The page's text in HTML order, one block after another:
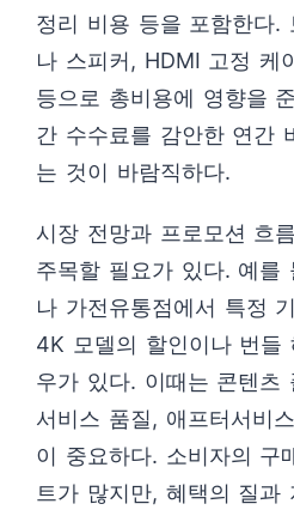
정리 비용 등을 포함한다.
나 스피커, HDMI 고정 케
등으로 총비용에 영향을
간 수수료를 감안한 연간
는 것이 바람직하다.
시장 전망과 프로모션 흐
주목할 필요가 있다. 예를
나 가전유통점에서 특정
4K 모델의 할인이나 번들
우가 있다. 이때는 콘텐츠
서비스 품질, 애프터서비
이 중요하다. 소비자의 구
트가 많지만, 혜택의 질과